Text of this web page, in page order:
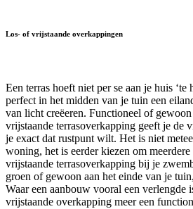
Los- of vrijstaande overkappingen
Een terras hoeft niet per se aan je huis ‘te
perfect in het midden van je tuin een
van licht creëeren. Functioneel of
vrijstaande terrasoverkapping geeft je de
je exact dat rustpunt wilt. Het is niet
woning, het is eerder kiezen om meerdere
vrijstaande terrasoverkapping bij je
groen of gewoon aan het einde van je
Waar een aanbouw vooral een verlengde
vrijstaande overkapping meer een